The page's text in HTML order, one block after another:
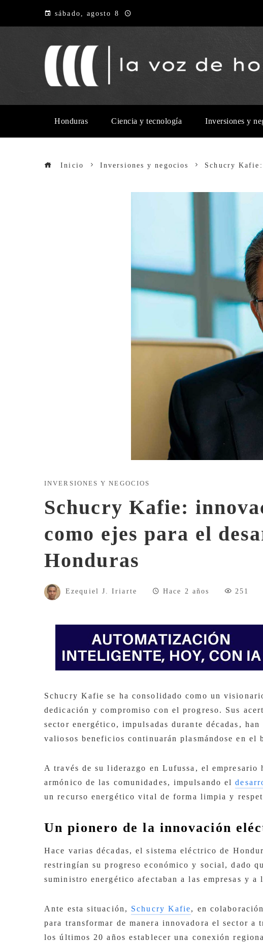
sábado, agosto 8
Honduras Ciencia y tecnología Inversiones y
Inicio Inversiones y negocios Schucry
INVERSIONES Y NEGOCIOS
Schucry Kafie:
como ejes para el
Honduras
Ezequiel J. Iriarte Hace 2 años 251
Schucry Kafie se ha consolidado como un
dedicación y compromiso con el progreso. Sus
sector energético, impulsadas durante décadas,
valiosos beneficios continuarán plasmándose en el
A través de su liderazgo en Lufussa, el
armónico de las comunidades, impulsando el
un recurso energético vital de forma limpia y
Un pionero de la innovación
Hace varias décadas, el sistema eléctrico de
restringían su progreso económico y social, dado
suministro energético afectaban a las empresas y a
Ante esta situación, Schucry Kafie, en
para transformar de manera innovadora el sector a
los últimos 20 años establecer una conexión